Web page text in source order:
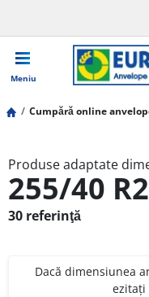
Meniu
Cumpără online
Produse adaptate
255/40
30 referinţă
Dacă dimensiunea
ezitați